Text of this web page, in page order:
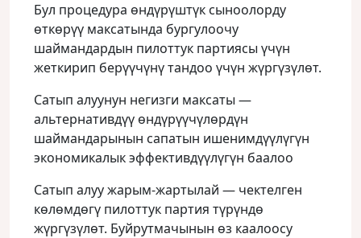
Бул процедура өндүрүштүк сыноолорду
өткөрүү максатында бургулоочу
шаймандардын пилоттук партиясы үчүн
жеткирип берүүчүнү тандоо үчүн жүргүзүлөт.
Сатып алуунун негизги максаты —
альтернативдүү өндүрүүчүлөрдүн
шаймандарынын сапатын ишенимдүүлүгүн
экономикалык эффективдүүлүгүн баалоо
Сатып алуу жарым-жартылай — чектелген
көлөмдөгү пилоттук партия түрүндө
жүргүзүлөт. Буйрутмачынын өз каалоосу